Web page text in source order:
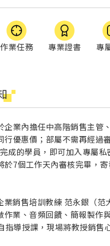
作業任務 專業證書 專
企業內擔任中高階銷售主
優惠價；部屬不需再經
成的學員，即可加入專屬
於7個工作天內審核完畢，
銷售培訓教練 范永銀（
業、音頻回饋、簡報製作
指導授課，現場將教授銷